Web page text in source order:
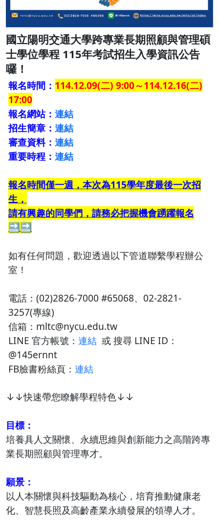
國立陽明交通大學跨專業長期照顧與管理碩
士學位學程 115年考試招生入學資訊公告
囉！
報名時間： 114.12.09(二) 9:00～114.12.16(二)
17:00
報名網站： 連結
招生簡章： 連結
審查資料： 連結
重要時程： 連結
報名時間僅一週， 本次為115學年度最後一次招
生，
請有興趣的同學們，請務必把握機會踴躍報名
🔜🔜
如有任何問題，歡迎透過以下管道聯繫學程辦公
室！
電話：(02)2826-7000 #65068、02-2821-
3257(專線)
信箱：mltc@nycu.edu.tw
LINE 官方帳號： 連結 或 搜尋 LINE ID：
@145ernnt
FB臉書粉絲頁： 連結
↓↓快速帶您瞭解學程特色↓↓
目標：
培養具人文關懷、永續思維與創新能力之高階跨專
業長期照顧與管理專才。
願景：
以人本關懷與科技驅動為核心，培育推動健康老
化、智慧長照及高齡產業永續發展的領導人才。